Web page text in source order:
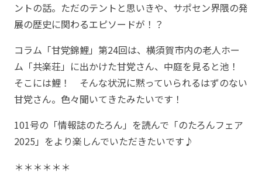
ントの話。ただのテントと思いきや、サポセン界隈の発
展の歴史に関わるエピソードが！？
コラム「甘党錦鯉」第24回は、横須賀市内の老人ホー
ム「共楽荘」に出かけた甘党さん、中庭を見ると池！
そこには鯉！ そんな状況に黙っていられるはずのない
甘党さん。色々聞いてきたみたいです！
101号の「情報誌のたろん」を読んで「のたろんフェア
2025」をより楽しんでいただきたいです♪
＊＊＊＊＊＊